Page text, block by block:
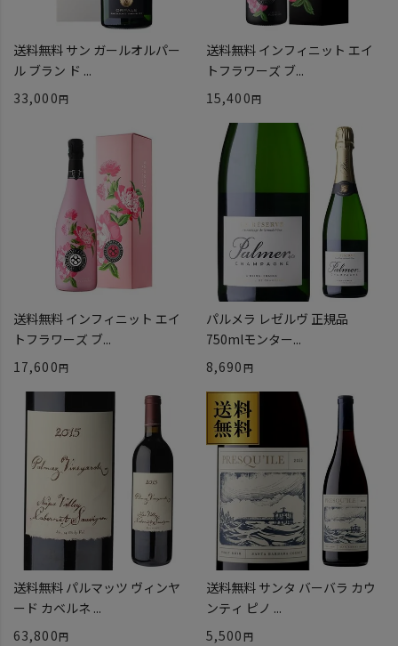
送料無料 サン ガールオルパー
ル ブラン ド ...
33,000
送料無料 インフィニット エイ
トフラワーズ ブ...
15,400
送料無料 インフィニット エイ
トフラワーズ ブ...
17,600
パルメラ レゼルヴ 正規品
750mlモンター...
8,690
送料無料 パルマッツ ヴィンヤ
ード カベルネ ...
63,800
送料無料 サンタ バーバラ カウ
ンティ ピノ ...
5,500